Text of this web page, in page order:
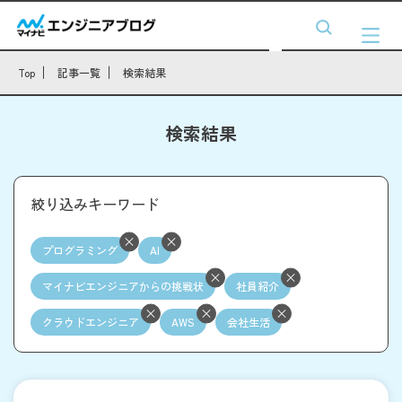
Top 記事一覧 検索結果
検索結果
絞り込みキーワード
プログラミング AI
マイナビエンジニアからの挑戦状 社員紹介
クラウドエンジニア AWS 会社生活